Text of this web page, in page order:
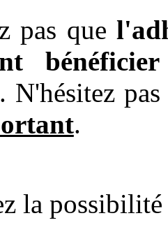
pas que
N'hésitez
.
la